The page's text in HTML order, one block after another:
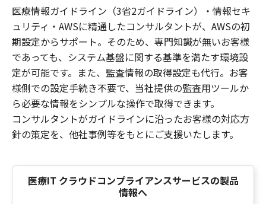
医療情報ガイドライン（3省2ガイドライン）・情報セキ
ュリティ・AWSに精通したコンサルタントが、AWSの初
期設定からサポート。そのため、専門知識が無いお客様
であっても、システム基盤に関する基準を満たす環境設
定が可能です。また、監査情報の取得設定も代行。お客
様側での設定手続き不要で、当社提供の監査用ツールか
ら必要な情報をシンプルな操作で取得できます。
コンサルタントがガイドラインに沿ったお客様の対応方
針の策定を、他社事例等をもとにご支援いたします。
医療IT クラウドコンプライアンスサービスの製品
情報へ